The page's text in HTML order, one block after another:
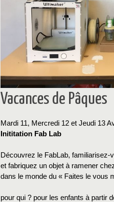
Vacances de Pâques
Mardi 11, Mercredi 12 et Jeudi 13
Inititation Fab Lab
Découvrez le FabLab, familiarisez-
et fabriquez un objet à ramener
dans le monde du « Faites le vous
pour qui ? pour les enfants à partir